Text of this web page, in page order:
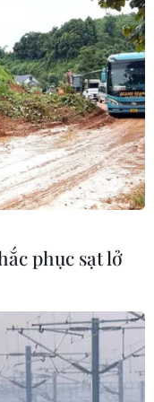
giá vàng giao ngay
thấp nhất kể từ tháng
phục sạt lở